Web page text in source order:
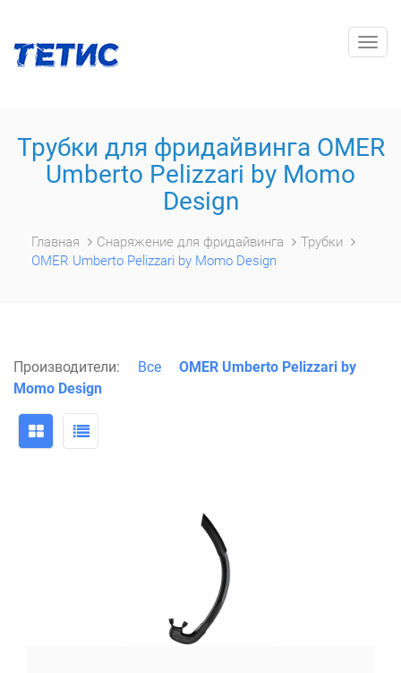
Трубки для фридайвинга OMER
Umberto Pelizzari by Momo
Design
Главная Снаряжение для фридайвинга
Трубки
OMER Umberto Pelizzari by Momo Design
Производители: Все
OMER Umberto Pelizzari by
Momo Design